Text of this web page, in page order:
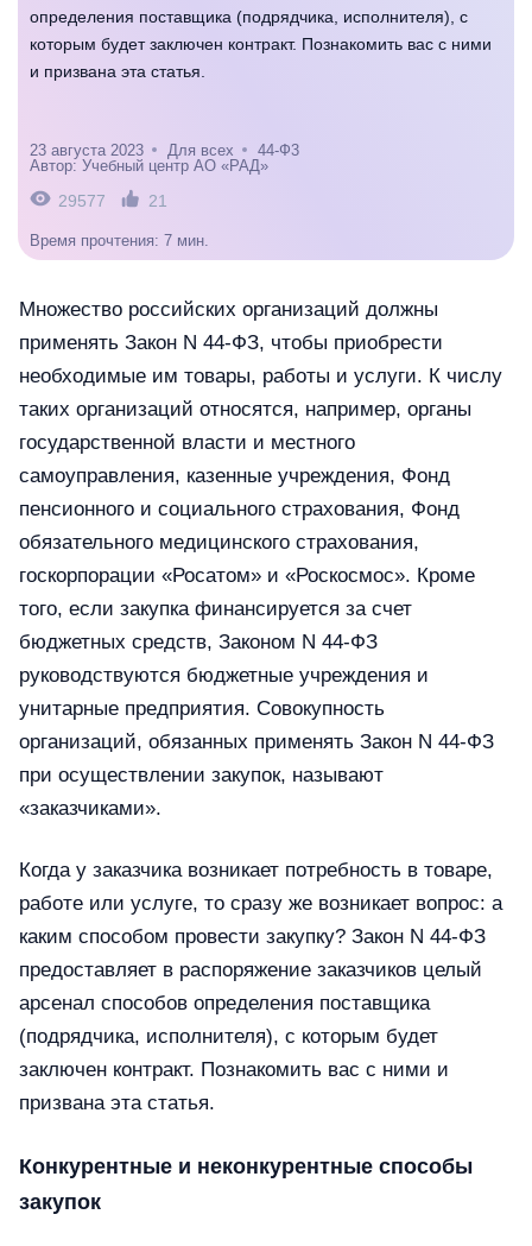
определения поставщика (подрядчика, исполнителя), с
которым будет заключен контракт. Познакомить вас с ними
и призвана эта статья.
23 августа 2023 Для всех
44-Ф3
Автор: Учебный центр АО «РАД»
29577 21
Время прочтения: 7 мин.
Множество российских организаций должны
применять Закон N 44-ФЗ, чтобы приобрести
необходимые им товары, работы и услуги. К числу
таких организаций относятся, например, органы
государственной власти и местного
самоуправления, казенные учреждения, Фонд
пенсионного и социального страхования, Фонд
обязательного медицинского страхования,
госкорпорации «Росатом» и «Роскосмос». Кроме
того, если закупка финансируется за счет
бюджетных средств, Законом N 44-ФЗ
руководствуются бюджетные учреждения и
унитарные предприятия. Совокупность
организаций, обязанных применять Закон N 44-ФЗ
при осуществлении закупок, называют
«заказчиками».
Когда у заказчика возникает потребность в товаре,
работе или услуге, то сразу же возникает вопрос: а
каким способом провести закупку? Закон N 44-ФЗ
предоставляет в распоряжение заказчиков целый
арсенал способов определения поставщика
(подрядчика, исполнителя), с которым будет
заключен контракт. Познакомить вас с ними и
призвана эта статья.
Конкурентные и неконкурентные способы
закупок